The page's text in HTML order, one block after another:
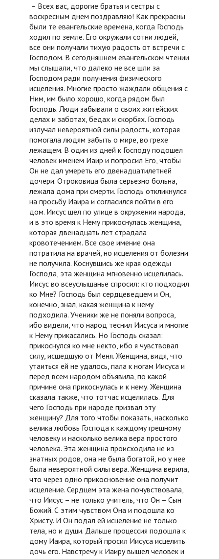
– Всех вас, дорогие братья и сестры с
воскресным днем поздравляю! Как прекрасны
были те евангельские времена, когда Господь
ходил по земле. Его окружали сотни людей,
все они получали тихую радость от встречи с
Господом. В сегодняшнем евангельском чтении
мы слышали, что далеко не все шли за
Господом ради получения физического
исцеления. Многие просто жаждали общения с
Ним, им было хорошо, когда рядом был
Господь. Люди забывали о своих житейских
делах и заботах, бедах и скорбях. Господь
излучал невероятной силы радость, которая
помогала людям забыть о мире, во грехе
лежащем. В один из дней к Господу подошел
человек именем Иаир и попросил Его, чтобы
Он не дал умереть его двенадцатилетней
дочери. Отроковица была серьезно больна,
лежала дома при смерти. Господь откликнулся
на просьбу Иаира и согласился пойти в его
дом. Иисус шел по улице в окружении народа,
и в это время к Нему прикоснулась женщина,
которая двенадцать лет страдала
кровотечением. Все свое имение она
потратила на врачей, но исцеления от болезни
не получила. Коснувшись же края одежды
Господа, эта женщина мгновенно исцелилась.
Иисус во всеуслышанье спросил: кто подходил
ко Мне? Господь был сердцеведцем и Он,
конечно, знал, какая женщина к нему
подходила. Ученики же не поняли вопроса,
ибо видели, что народ теснил Иисуса и многие
к Нему прикасались. Но Господь сказал:
прикоснулся ко мне некто, ибо я чувствовал
силу, исшедшую от Меня. Женщина, видя, что
утаиться ей не удалось, пала к ногам Иисуса и
перед всем народом объявила, по какой
причине она прикоснулась и к нему. Женщина
сказала также, что тотчас исцелилась. Для
чего Господь при народе призвал эту
женщину? Для того чтобы показать, насколько
велика любовь Господа к каждому грешному
человеку и насколько велика вера простого
человека. Эта женщина происходила не из
знатных родов, она не была богатой, но у нее
была невероятной силы вера. Женщина верила,
что через одно прикосновение она получит
исцеление. Сердцем эта жена почувствовала,
что Иисус – не только учитель, что Он – Сын
Божий. С этим чувством Она и подошла ко
Христу. И Он подал ей исцеление не только
тела, но и души. Дальше процессия подошла к
дому Иаира, который просил Иисуса исцелить
дочь его. Навстречу к Иаиру вышел человек и